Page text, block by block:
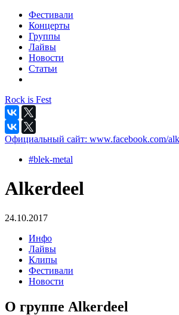
Фестивали
Концерты
Группы
Лайвы
Новости
Статьи
Rock is Fest
Официальный сайт: www.facebook.com/
#blek-metal
Alkerdeel
24.10.2017
Инфо
Лайвы
Клипы
Фестивали
Новости
О группе Alkerdeel